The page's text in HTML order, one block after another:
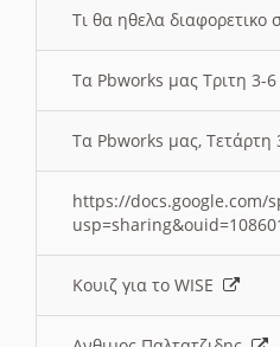
Τι θα ηθελα
Τα Pbworks μας Τριτη 3-6
Τα Pbworks μας, Τετάρτη
https://docs.google.com/
Κουιζ για το WISE